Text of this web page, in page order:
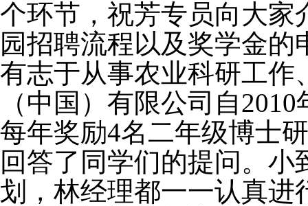
个环节，祝芳专员向大家
园招聘流程以及奖学金
有志于从事农业科研工作
（中国）有限公司自2010
每年奖励4名二年级博士
回答了同学们的提问。
划，林经理都一一认真进